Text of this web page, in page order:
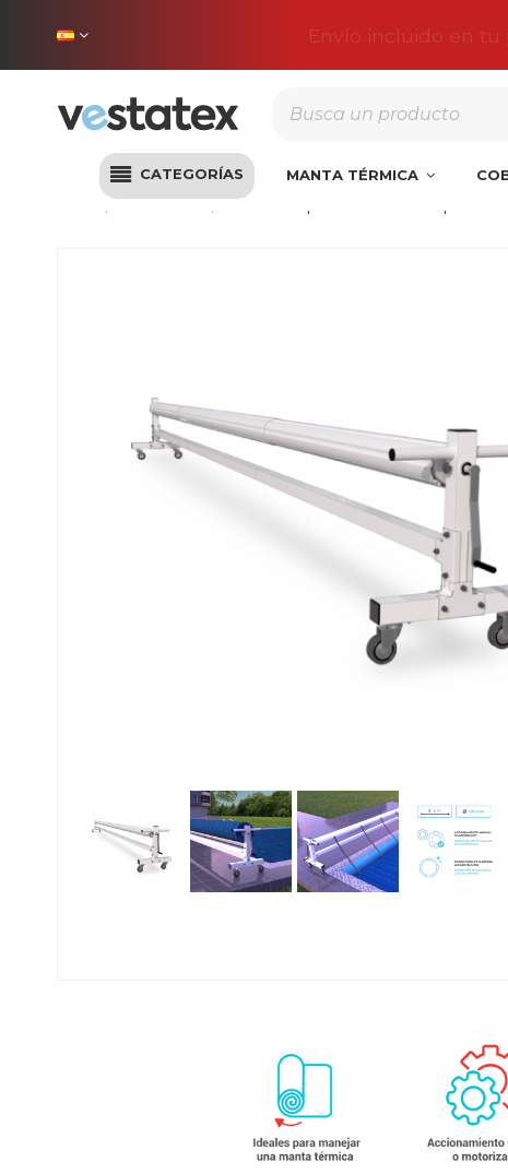
Envío incluido en
CATEGORÍAS MANTA TÉRMICA
Accesorios Enrollador para lona térmica | 70x70